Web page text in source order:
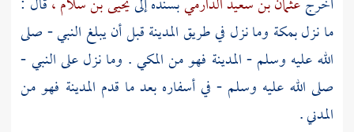
ما نزلبمكة وما نزل في طريقالمدينةقبل أن يبلغ النبي - صلى
الله عليه وسلم -المدينة فهو من المكي . وما نزل على النبي -
صلى الله عليه وسلم - في أسفاره بعد ما قدم المدينة فهو من
المدني .